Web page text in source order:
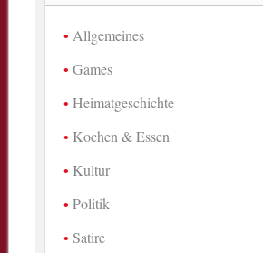
Allgemeines
Games
Heimatgeschichte
Kochen & Essen
Kultur
Politik
Satire